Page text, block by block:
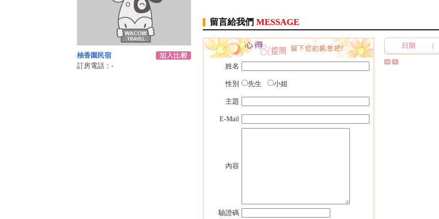
柚香園民宿
訂房電話：-
留言給我們 MESSAGE
姓名
性別 先生 小姐
主題
E-Mail
內容
驗證碼
日期